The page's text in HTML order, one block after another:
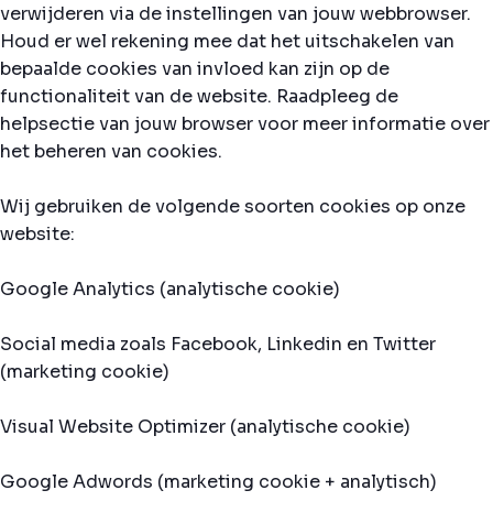
verwijderen via de instellingen van jouw webbrowser.
Houd er wel rekening mee dat het uitschakelen van
bepaalde cookies van invloed kan zijn op de
functionaliteit van de website. Raadpleeg de
helpsectie van jouw browser voor meer informatie over
het beheren van cookies.
Wij gebruiken de volgende soorten cookies op onze
website:
Google Analytics (analytische cookie)
Social media zoals Facebook, Linkedin en Twitter
(marketing cookie)
Visual Website Optimizer (analytische cookie)
Google Adwords (marketing cookie + analytisch)